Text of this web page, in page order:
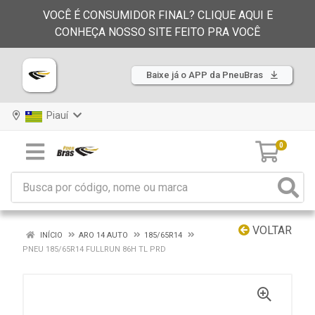
VOCÊ É CONSUMIDOR FINAL? CLIQUE AQUI E
CONHEÇA NOSSO SITE FEITO PRA VOCÊ
Baixe já o APP da PneuBras
Piauí
0
VOLTAR
INÍCIO ARO 14 AUTO
185/65R14
PNEU 185/65R14 FULLRUN 86H TL PRD